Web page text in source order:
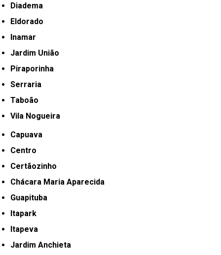
Diadema
Eldorado
Inamar
Jardim União
Piraporinha
Serraria
Taboão
Vila Nogueira
Capuava
Centro
Certãozinho
Chácara Maria Aparecida
Guapituba
Itapark
Itapeva
Jardim Anchieta